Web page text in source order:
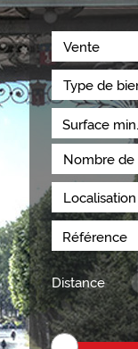
Vente
Type de
Nombre de
Localisation
Distance